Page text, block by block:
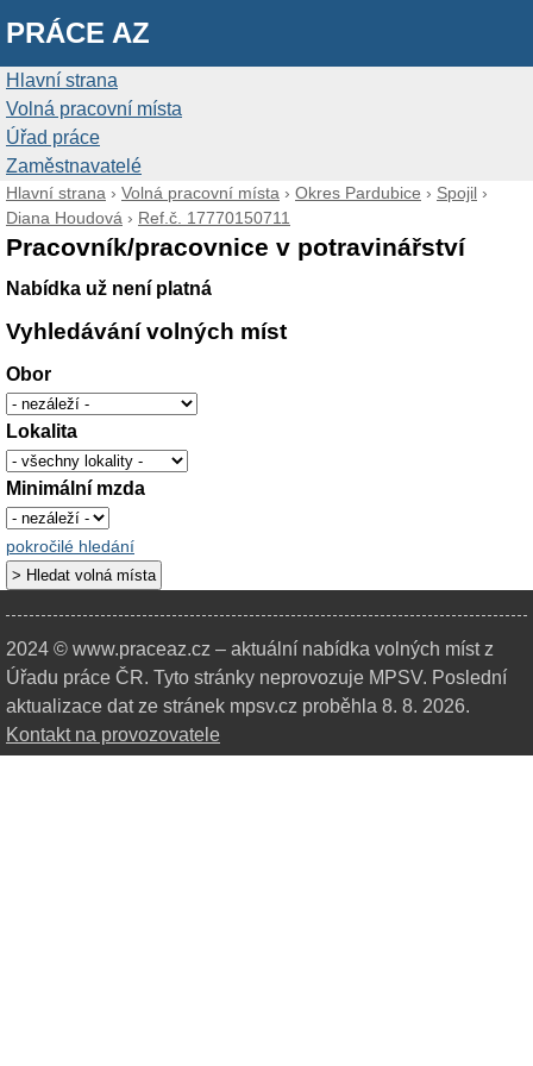
PRÁCE AZ
Hlavní strana
Volná pracovní místa
Úřad práce
Zaměstnavatelé
Hlavní strana › Volná pracovní místa › Okres Pardubice › Spojil ›
Diana Houdová › Ref.č. 17770150711
Pracovník/pracovnice v potravinářství
Nabídka už není platná
Vyhledávání volných míst
Obor
Lokalita
Minimální mzda
pokročilé hledání
2024 © www.praceaz.cz – aktuální nabídka volných míst z
Úřadu práce ČR. Tyto stránky neprovozuje MPSV. Poslední
aktualizace dat ze stránek mpsv.cz proběhla 8. 8. 2026.
Kontakt na provozovatele